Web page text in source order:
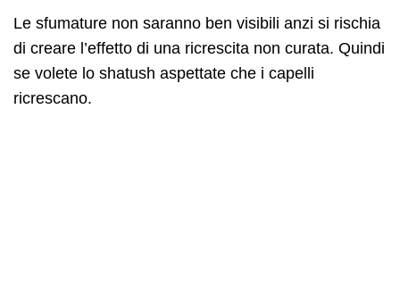
Le sfumature non saranno ben visibili anzi si rischia
di creare l’effetto di una ricrescita non curata. Quindi
se volete lo shatush aspettate che i capelli
ricrescano.